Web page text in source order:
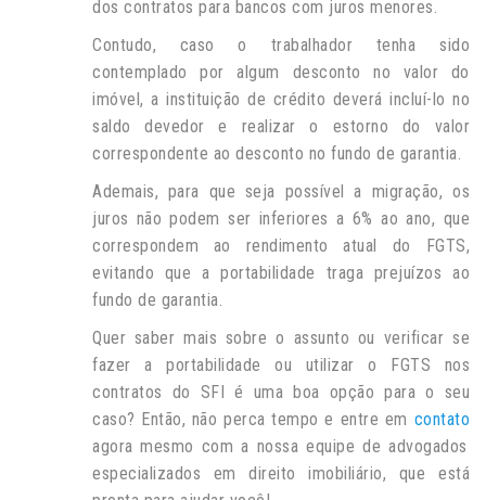
dos contratos para bancos com juros menores.
Contudo, caso o trabalhador tenha sido
contemplado por algum desconto no valor do
imóvel, a instituição de crédito deverá incluí-lo no
saldo devedor e realizar o estorno do valor
correspondente ao desconto no fundo de garantia.
Ademais, para que seja possível a migração, os
juros não podem ser inferiores a 6% ao ano, que
correspondem ao rendimento atual do FGTS,
evitando que a portabilidade traga prejuízos ao
fundo de garantia.
Quer saber mais sobre o assunto ou verificar se
fazer a portabilidade ou utilizar o FGTS nos
contratos do SFI é uma boa opção para o seu
caso? Então, não perca tempo e entre em contato
agora mesmo com a nossa equipe de advogados
especializados em direito imobiliário, que está